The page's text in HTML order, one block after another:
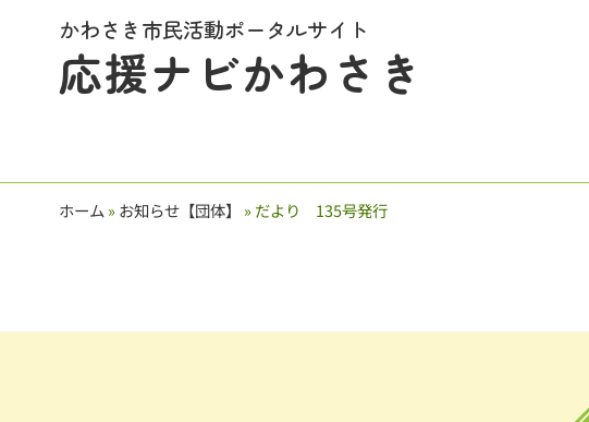
かわさき市民活動ポータルサイト
応援ナビかわさき
ホーム»お知らせ【団体】 »だより 135号発行